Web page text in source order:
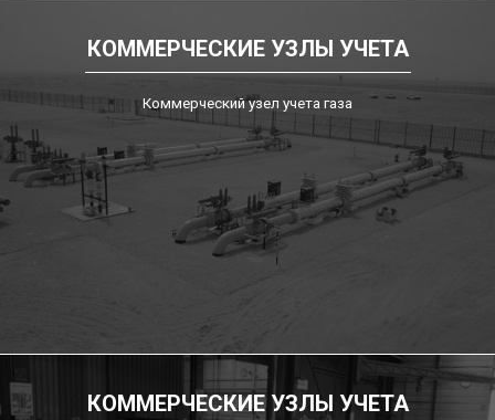
КОММЕРЧЕСКИЕ УЗЛЫ УЧЕТА
Коммерческий узел учета газа
КОММЕРЧЕСКИЕ УЗЛЫ УЧЕТА